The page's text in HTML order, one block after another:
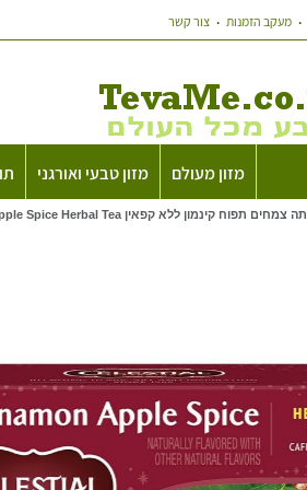
מעקב הזמנות צור קשר
מזון מעולם מזון טבעי ואורגני
תה צמחים תפוח קינמון ללא קפאין Celestial Seasonings Cinnamon Apple Spice Herbal Tea